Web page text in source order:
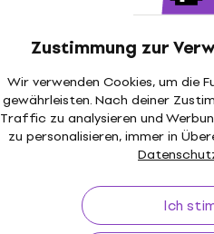
Zustimmung zur
Wir verwenden Cookies, um die
gewährleisten. Nach deiner
Traffic zu analysieren und
zu personalisieren, immer in
Ich